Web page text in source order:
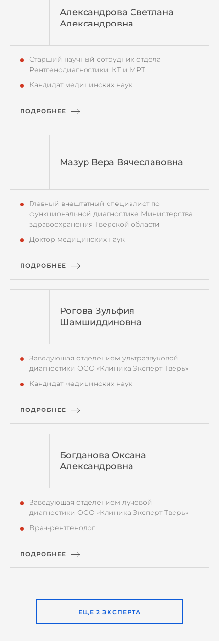
Александрова Светлана
Александровна
Старший научный сотрудник отдела
Рентгенодиагностики, КТ и МРТ
Кандидат медицинских наук
ПОДРОБНЕЕ
Мазур Вера Вячеславовна
Главный внештатный специалист по
функциональной диагностике Министерства
здравоохранения Тверской области
Доктор медицинских наук
ПОДРОБНЕЕ
Рогова Зульфия
Шамшиддиновна
Заведующая отделением ультразвуковой
диагностики ООО «Клиника Эксперт Тверь»
Кандидат медицинских наук
ПОДРОБНЕЕ
Богданова Оксана
Александровна
Заведующая отделением лучевой
диагностики ООО «Клиника Эксперт Тверь»
Врач-рентгенолог
ПОДРОБНЕЕ
ЕЩЕ 2 ЭКСПЕРТА